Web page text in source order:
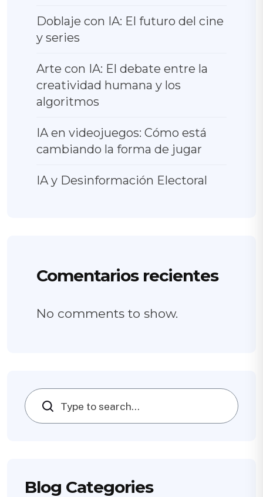
Doblaje con IA: El futuro del cine
y series
Arte con IA: El debate entre la
creatividad humana y los
algoritmos
IA en videojuegos: Cómo está
cambiando la forma de jugar
IA y Desinformación Electoral
Comentarios recientes
No comments to show.
Search
Blog Categories